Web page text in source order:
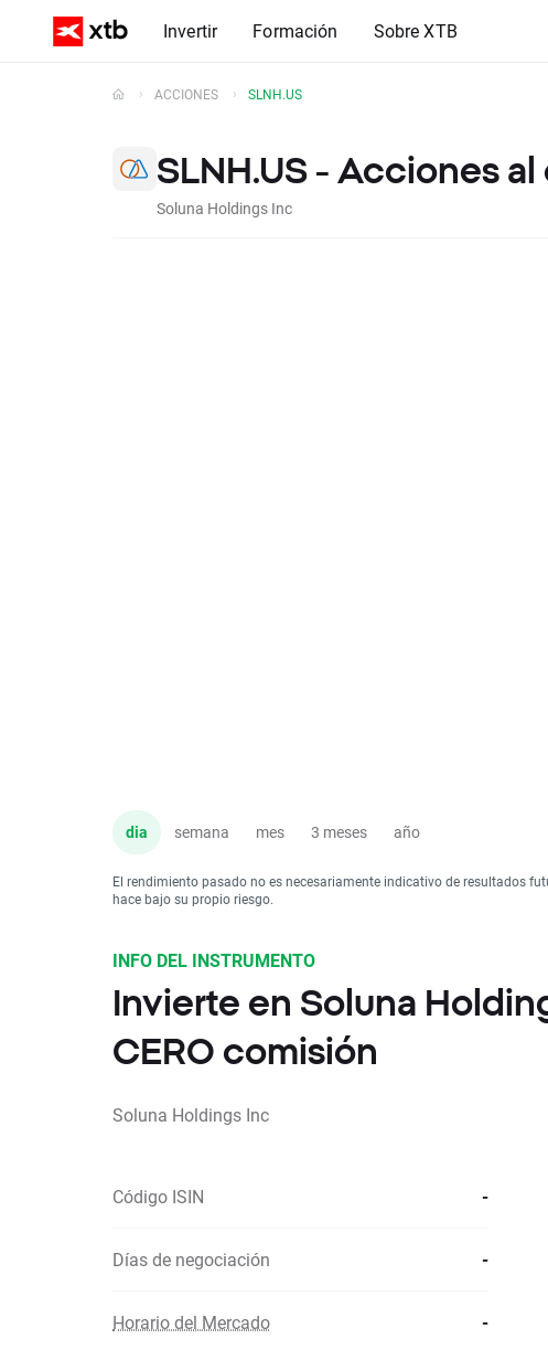
Invertir Formación Sobre XTB
ACCIONES SLNH.US
SLNH.US - Acciones
Soluna Holdings Inc
dia semana mes 3 meses año
El rendimiento pasado no es necesariamente indicativo de resultados
hace bajo su propio riesgo.
INFO DEL INSTRUMENTO
Invierte en Soluna
CERO comisión
Soluna Holdings Inc
Código ISIN -
Días de negociación -
Horario del Mercado -